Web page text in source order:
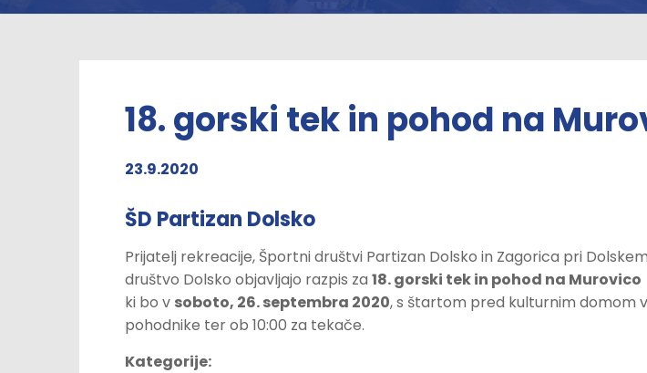
18. gorski tek in pohod na
23.9.2020
ŠD Partizan Dolsko
Prijatelj rekreacije, Športni društvi Partizan Dolsko in Zagorica pri
društvo Dolsko objavljajo razpis za 18. gorski tek in pohod na Murovico
ki bo v soboto, 26. septembra 2020, s štartom pred kulturnim domom v
pohodnike ter ob 10:00 za tekače.
Kategorije: